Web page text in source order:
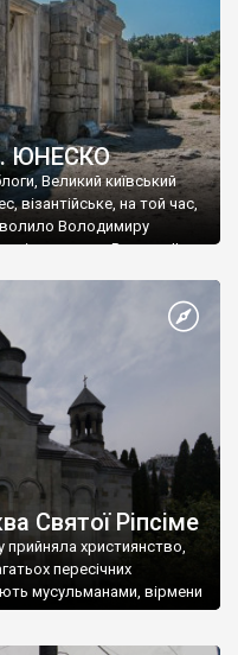
ЮНЕСКО
Великий київський
візантійське, на той час,
Володимиру
імператору Василю ІІ, та
Василем-християнином.
Херсонесу Таврійського
Святої Ріпсіме
прийняла християнство,
пересічних
мусульманами, вірмени